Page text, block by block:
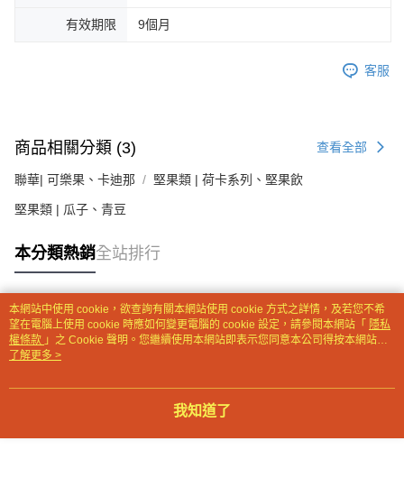
購買商品的店家。未經商家同意取消之訂單仍視為有效，需透過AFTEE先享
是否繳費成功／繳費後需取消欲退款等相關疑問，請聯繫「AFTEE先享後付
易，需依本服務之必要範圍內提供個人資料，並將交易相關給付款項請求債
２．關於個人資料處理事宜，請瀏覽以下網址：
３．未成年的使用者請事先徵得法定代理人或監護人之同意方可使用
任。
４．使用「AFTEE先享後付」時，將依據個別帳號之用戶狀況，依本公司即
請求用戶進行身份認證。
５．嚴禁一人註冊多個帳號或使用他人資訊註冊。若發現惡意使用之情形，
恩沛科技股份有限公司將有權停止該用戶之使用額度並採取法律行動。
有效期限 9個月
客服
商品相關分類 (3) 查看全部
聯華| 可樂果、卡迪那 堅果類 | 荷卡系列、堅果飲
堅果類 | 瓜子、青豆
本分類熱銷全站排行
熱門標籤
本網站中使用 cookie，欲查詢有關本網站使用 cookie 方式之詳情，及若您不希
望在電腦上使用 cookie 時應如何變更電腦的 cookie 設定，請參閱本網站「 隱私
權條款 」之 Cookie 聲明。您繼續使用本網站即表示您同意本公司得按本網站使
用條款之 Cookie 聲明使用 cookie。
了解更多 >
我知道了